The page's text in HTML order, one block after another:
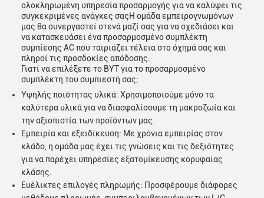
ολοκληρωμένη υπηρεσία προσαρμογής για να καλύψει τις
συγκεκριμένες ανάγκες σαςΗ ομάδα εμπειρογνωμόνων
μας θα συνεργαστεί στενά μαζί σας για να σχεδιάσει και
να κατασκευάσει ένα προσαρμοσμένο συμπλέκτη
συμπίεσης AC που ταιριάζει τέλεια στο όχημά σας και
πληροί τις προσδοκίες απόδοσης.
Γιατί να επιλέξετε το BYT για το προσαρμοσμένο
συμπλέκτη του συμπιεστή σας;
Υψηλής ποιότητας υλικά: Χρησιμοποιούμε μόνο τα
καλύτερα υλικά για να διασφαλίσουμε τη μακροζωία και
την αξιοπιστία των προϊόντων μας.
Εμπειρία και εξειδίκευση: Με χρόνια εμπειρίας στον
κλάδο, η ομάδα μας έχει τις γνώσεις και τις δεξιότητες
για να παρέχει υπηρεσίες εξατομίκευσης κορυφαίας
κλάσης.
Ευέλικτες επιλογές πληρωμής: Προσφέρουμε διάφορες